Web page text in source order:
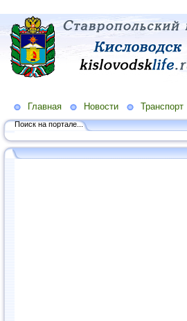
Главная Новости Транспорт
Поиск на портале...